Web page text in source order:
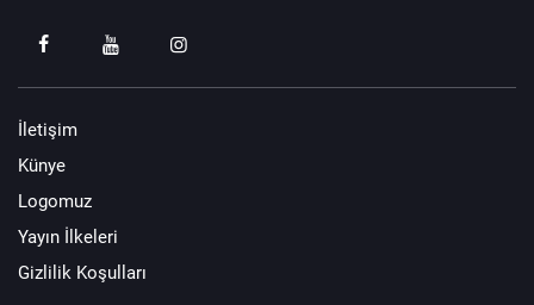
İletişim
Künye
Logomuz
Yayın İlkeleri
Gizlilik Koşulları